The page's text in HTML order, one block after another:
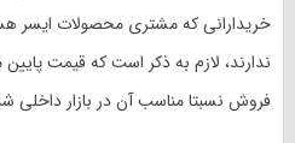
خریدارانی که مشتری محصولات ایسر
ندارند، لازم به ذکر است که قیمت
فروش نسبتا مناسب آن در بازار داخلی